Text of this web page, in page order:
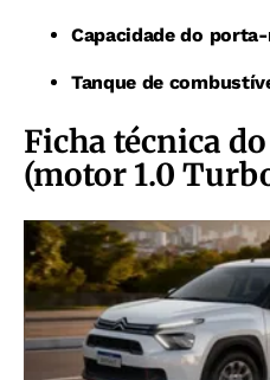
Capacidade do
Tanque de
Ficha técnica
(motor 1.0